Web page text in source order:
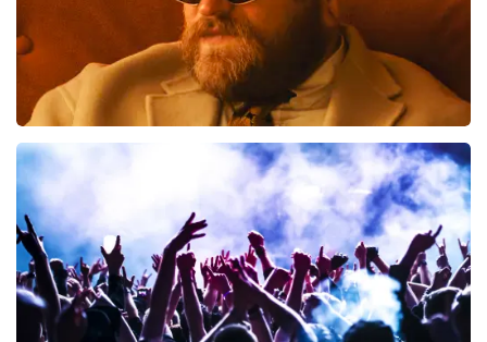
Teddy Swims
BESTEL NU